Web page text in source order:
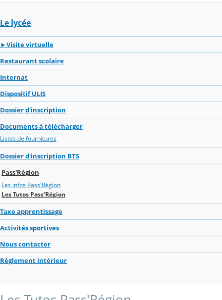
Le lycée
►Visite virtuelle
Restaurant scolaire
Internat
Dispositif ULIS
Dossier d'inscription
Documents à télécharger
Listes de fournitures
Dossier d'inscription BTS
Pass'Région
Les infos Pass'Région
Les Tutos Pass'Région
Taxe apprentissage
Activités sportives
Nous contacter
Règlement intérieur